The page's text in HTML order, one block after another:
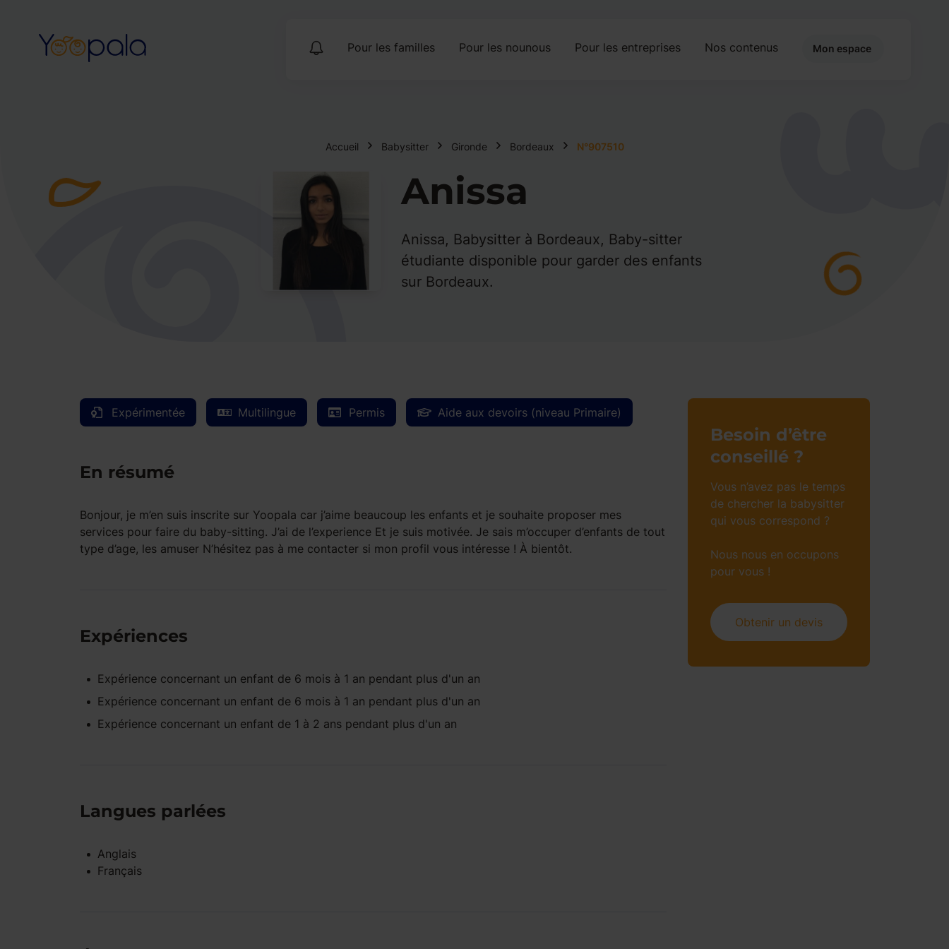
Pour les familles Pour les nounous Pour les entreprises Nos contenus Mon espace
Accueil Babysitter Gironde Bordeaux N°907510
Anissa
Anissa, Babysitter à Bordeaux, Baby-sitter
étudiante disponible pour garder des enfants
sur Bordeaux.
Expérimentée Multilingue Permis Aide aux devoirs (niveau Primaire)
En résumé
Bonjour, je m’en suis inscrite sur Yoopala car j’aime beaucoup les enfants et je souhaite proposer mes
services pour faire du baby-sitting. J’ai de l’experience Et je suis motivée. Je sais m’occuper d’enfants de tout
type d’age, les amuser N’hésitez pas à me contacter si mon profil vous intéresse ! À bientôt.
Expériences
Expérience concernant un enfant de 6 mois à 1 an pendant plus d'un an
Expérience concernant un enfant de 6 mois à 1 an pendant plus d'un an
Expérience concernant un enfant de 1 à 2 anspendant plus d'un an
Langues parlées
Anglais
Français
Besoin d’être
conseillé ?
Vous n’avez pas le temps
de chercher la babysitter
qui vous correspond ?
Nous nous en occupons
pour vous !
Obtenir un devis